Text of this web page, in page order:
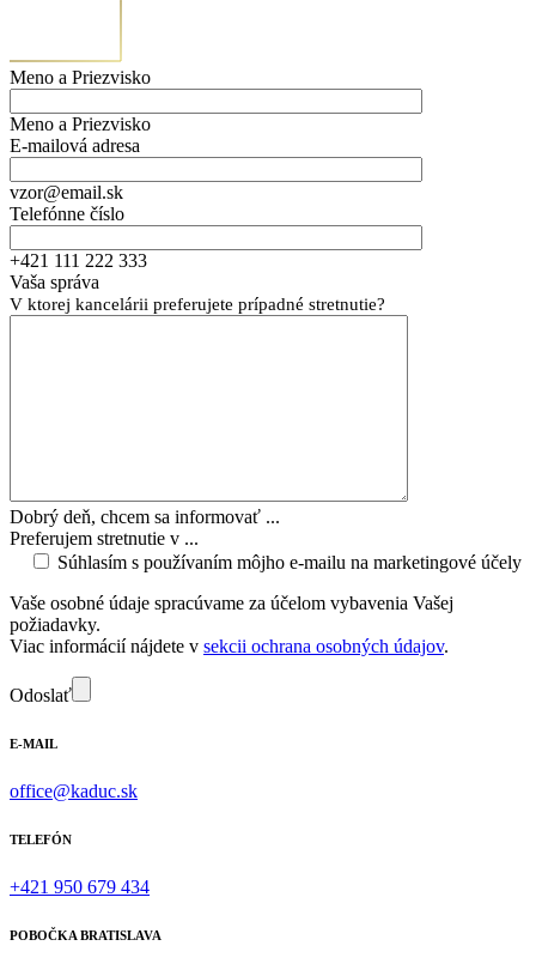
Meno a Priezvisko
Meno a Priezvisko
E-mailová adresa
vzor@email.sk
Telefónne číslo
+421 111 222 333
Vaša správa
V ktorej kancelárii preferujete prípadné stretnutie?
Dobrý deň, chcem sa informovať ...
Preferujem stretnutie v ...
Súhlasím s používaním môjho e-mailu na marketingové účely
Vaše osobné údaje spracúvame za účelom vybavenia Vašej
požiadavky.
Viac informácií nájdete v sekcii ochrana osobných údajov.
Odoslať
E-MAIL
office@kaduc.sk
TELEFÓN
+421 950 679 434
POBOČKA BRATISLAVA